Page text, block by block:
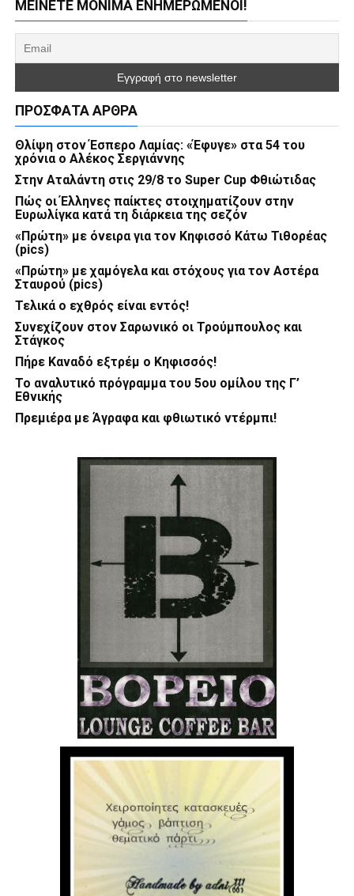
ΜΕΊΝΕΤΕ ΜΌΝΙΜΑ ΕΝΗΜΕΡΏΜΕΝΟΙ!
ΠΡΌΣΦΑΤΑ ΆΡΘΡΑ
Θλίψη στον Έσπερο Λαμίας: «Έφυγε» στα 54 του
χρόνια ο Αλέκος Σεργιάννης
Στην Αταλάντη στις 29/8 το Super Cup Φθιώτιδας
Πώς οι Έλληνες παίκτες στοιχηματίζουν στην
Ευρωλίγκα κατά τη διάρκεια της σεζόν
«Πρώτη» με όνειρα για τον Κηφισσό Κάτω Τιθορέας
(pics)
«Πρώτη» με χαμόγελα και στόχους για τον Αστέρα
Σταυρού (pics)
Τελικά ο εχθρός είναι εντός!
Συνεχίζουν στον Σαρωνικό οι Τρούμπουλος και
Στάγκος
Πήρε Καναδό εξτρέμ ο Κηφισσός!
Το αναλυτικό πρόγραμμα του 5ου ομίλου της Γ’
Εθνικής
Πρεμιέρα με Άγραφα και φθιωτικό ντέρμπι!